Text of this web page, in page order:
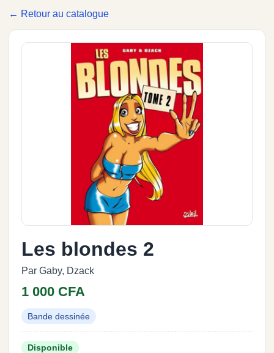
← Retour au catalogue
Les blondes 2
Par Gaby, Dzack
1 000 CFA
Bande dessinée
Disponible